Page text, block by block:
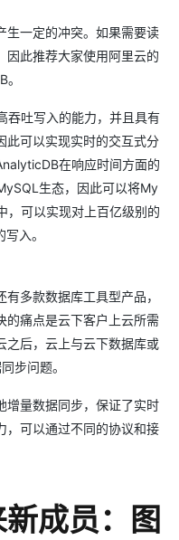
生一定的冲突。如果需要读
因此推荐大家使用阿里云的
吞吐写入的能力，并且具有
此可以实现实时的交互式分
在响应时间方面的
生态，因此可以将My
，可以实现对上百亿级别的
入。
多款数据库工具型产品，
的痛点是云下客户上云所需
之后，云上与云下数据库或
步问题。
增量数据同步，保证了实时
，可以通过不同的协议和接
成员：图